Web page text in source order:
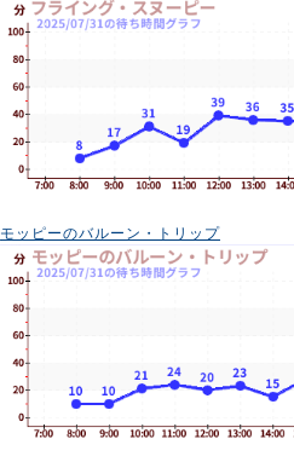
モッピーのバルーン・トリップ